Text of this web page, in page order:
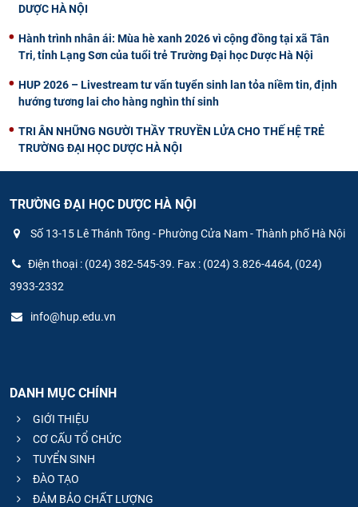
DƯỢC HÀ NỘI
Hành trình nhân ái: Mùa hè xanh 2026 vì cộng đồng tại xã Tân
Tri, tỉnh Lạng Sơn của tuổi trẻ Trường Đại học Dược Hà Nội
HUP 2026 – Livestream tư vấn tuyển sinh lan tỏa niềm tin, định
hướng tương lai cho hàng nghìn thí sinh
TRI ÂN NHỮNG NGƯỜI THẦY TRUYỀN LỬA CHO THẾ HỆ TRẺ
TRƯỜNG ĐẠI HỌC DƯỢC HÀ NỘI
TRƯỜNG ĐẠI HỌC DƯỢC HÀ NỘI
Số 13-15 Lê Thánh Tông - Phường Cửa Nam - Thành phố Hà Nội
Điện thoại : (024) 382-545-39. Fax : (024) 3.826-4464, (024)
3933-2332
info@hup.edu.vn
DANH MỤC CHÍNH
GIỚI THIỆU
CƠ CẤU TỔ CHỨC
TUYỂN SINH
ĐÀO TẠO
ĐẢM BẢO CHẤT LƯỢNG